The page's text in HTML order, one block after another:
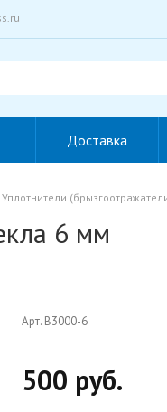
Доставка
Уплотнители
6 мм
Арт. B3000-6
500 руб.